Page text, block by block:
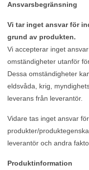
Ansvarsbegränsning
Vi tar inget ansvar för
grund av produkten.
Vi accepterar inget
omständigheter utanför
Dessa omständigheter
eldsvåda, krig,
leverans från leverantör.
Vidare tas inget ansvar
produkter/
leverantör och andra
Produktinformation